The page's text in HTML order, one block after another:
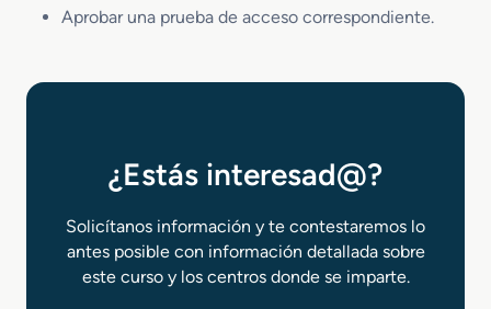
Aprobar una prueba de acceso correspondiente.
¿Estás interesad@?
Solicítanos información y te contestaremos lo
antes posible con información detallada sobre
este curso y los centros donde se imparte.